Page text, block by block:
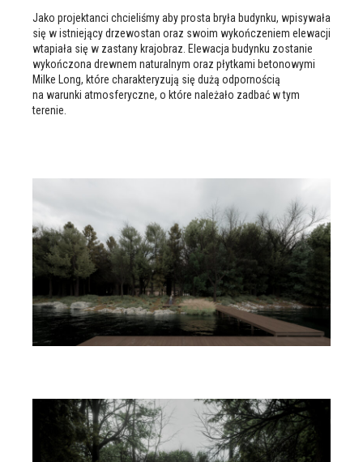
Jako projektanci chcieliśmy aby prosta bryła budynku, wpisywała
się w istniejący drzewostan oraz swoim wykończeniem elewacji
wtapiała się w zastany krajobraz. Elewacja budynku zostanie
wykończona drewnem naturalnym oraz płytkami betonowymi
Milke Long, które charakteryzują się dużą odpornością
na warunki atmosferyczne, o które należało zadbać w tym
terenie.